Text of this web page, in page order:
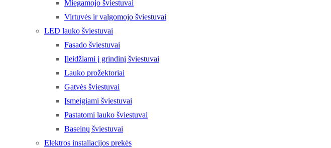
Miegamojo šviestuvai
Virtuvės ir valgomojo šviestuvai
LED lauko šviestuvai
Fasado šviestuvai
Įleidžiami į grindinį šviestuvai
Lauko prožektoriai
Gatvės šviestuvai
Įsmeigiami šviestuvai
Pastatomi lauko šviestuvai
Baseinų šviestuvai
Elektros instaliacijos prekės